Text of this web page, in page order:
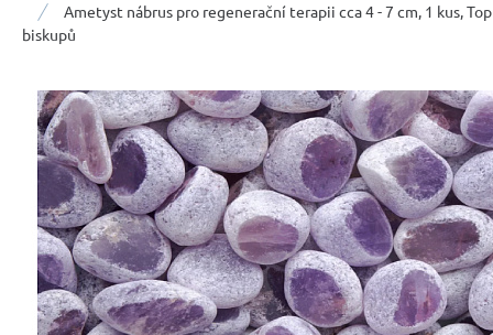
Ametyst nábrus pro regenerační terapii cca 4 - 7 cm, 1 kus,
biskupů